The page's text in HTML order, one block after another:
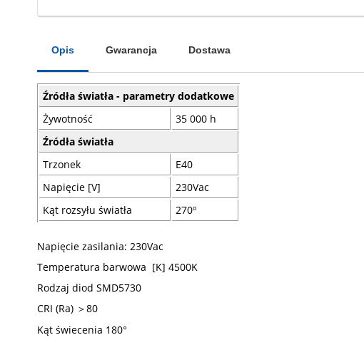
Opis Gwarancja Dostawa
Źródła światła - parametry dodatkowe
Żywotność
35 000 h
Źródła światła
Trzonek
E40
Napięcie [V]
230Vac
Kąt rozsyłu światła
270º
Napięcie zasilania: 230Vac
Temperatura barwowa [K] 4500K
Rodzaj diod SMD5730
CRI (Ra) ＞80
Kąt świecenia 180°